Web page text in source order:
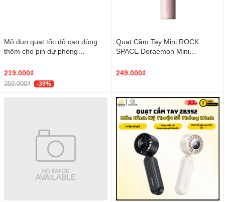
Mô đun quạt tốc độ cao dùng
thêm cho pin dự phòng
(17000RPM, 4-Speed Level
Adjustment)
219.000₫
359.000₫ -39%
Quạt Cầm Tay Mini ROCK
SPACE Doraemon Mini
(Doraemon Authentic Licensed)
249.000₫